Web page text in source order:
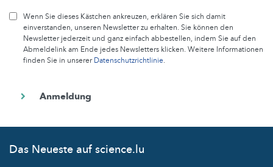
Wenn Sie dieses Kästchen ankreuzen, erklären Sie sich damit
einverstanden, unseren Newsletter zu erhalten. Sie können den
Newsletter jederzeit und ganz einfach abbestellen, indem Sie auf den
Abmeldelink am Ende jedes Newsletters klicken. Weitere Informationen
finden Sie in unsererDatenschutzrichtlinie.
Das Neueste auf science.lu